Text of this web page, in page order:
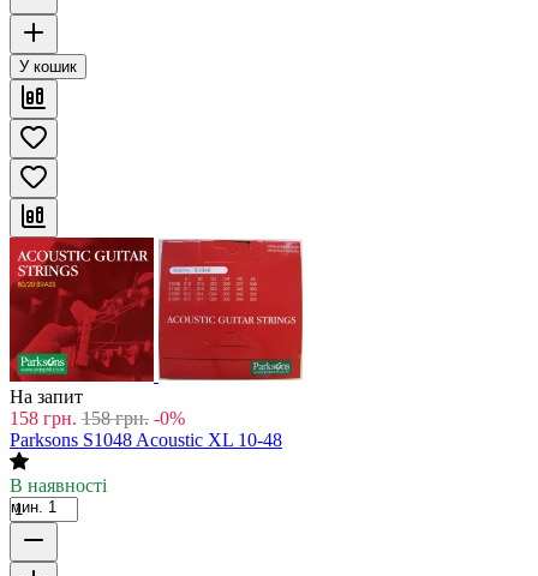
У кошик
На запит
158 грн. 158 грн. -0%
Parksons S1048 Acoustic XL 10-48
В наявності
мин. 1